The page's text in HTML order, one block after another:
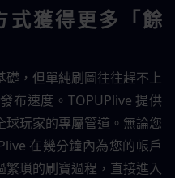
式獲得更多「餘
，但單純刷圖往往趕不上
布速度。TOPUPlive 提供
球玩家的專屬管道。無論您
在幾分鐘內為您的帳戶
瑣的刷寶過程，直接進入